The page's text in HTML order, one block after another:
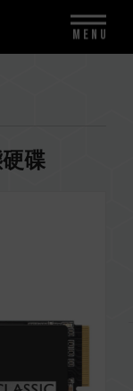
硬碟
MENU